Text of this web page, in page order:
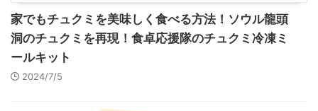
家でもチュクミを美味しく食べる方法！ソウル龍頭
洞のチュクミを再現！食卓応援隊のチュクミ冷凍ミ
ールキット
2024/7/5